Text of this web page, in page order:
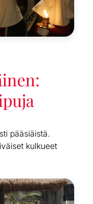
pääsiäistä.
kulkueet